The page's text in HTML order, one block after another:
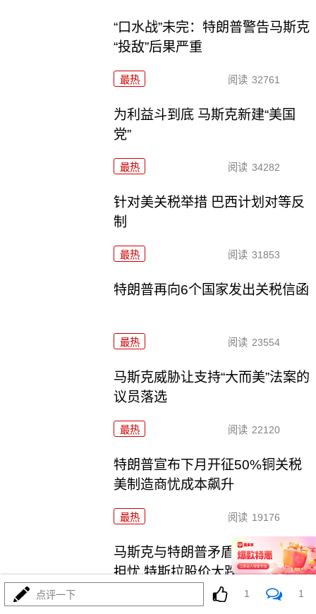
“口水战”未完：特朗普警告马斯克
“投敌”后果严重
最热 阅读 32761
为利益斗到底 马斯克新建“美国
党”
最热 阅读 34282
针对美关税举措 巴西计划对等反
制
最热 阅读 31853
特朗普再向6个国家发出关税信函
最热 阅读 23554
马斯克威胁让支持“大而美”法案的
议员落选
最热 阅读 22120
特朗普宣布下月开征50%铜关税
美制造商忧成本飙升
最热 阅读 19176
马斯克与特朗普矛盾升级引市场
担忧 特斯拉股价大跌
最热
点评一下 1 1